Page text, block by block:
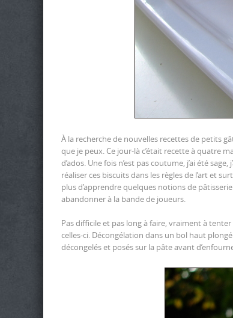
À la recherche de nouvelles recettes de petits
que je peux. Ce jour-là c’était recette à quatre
d’ados. Une fois n’est pas coutume, j’ai été
réaliser ces biscuits dans les règles de l’art et
plus d’apprendre quelques notions de
abandonner à la bande de joueurs.
Pas difficile et pas long à faire, vraiment à
celles-ci. Décongélation dans un bol haut
décongelés et posés sur la pâte avant